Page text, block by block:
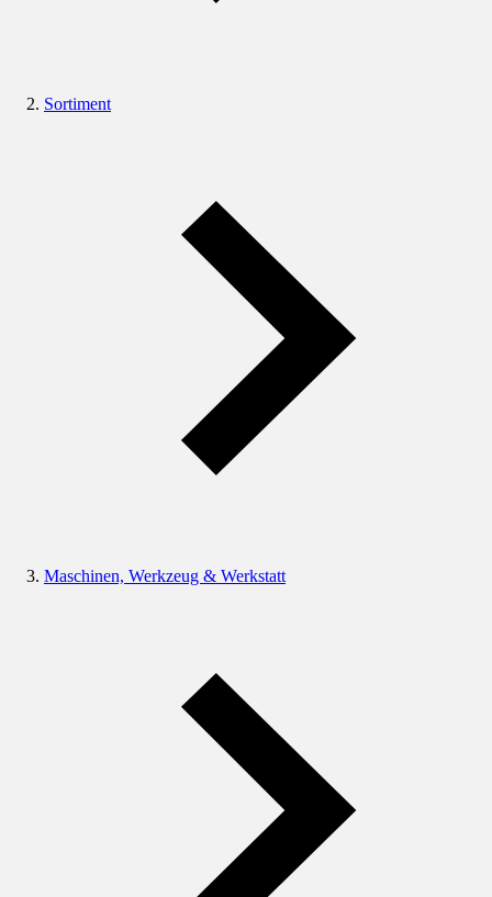
Sortiment
Maschinen, Werkzeug & Werkstatt